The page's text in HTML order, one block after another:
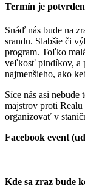
Termín je
Snáď nás bude na
srandu. Slabšie či
program. Toľko
veľkosť pindíkov, a
najmenšieho, ako
Síce nás asi
majstrov proti
organizovať v
Facebook event
Kde sa zraz bude